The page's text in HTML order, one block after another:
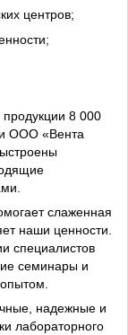
центров;
8 000
ООО «Вента
слаженная
наши ценности.
специалистов
семинары и
надежные и
лабораторного